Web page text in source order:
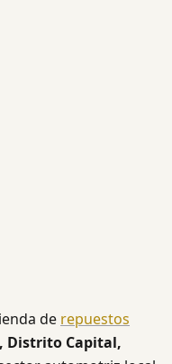
de repuestos
Distrito Capital,